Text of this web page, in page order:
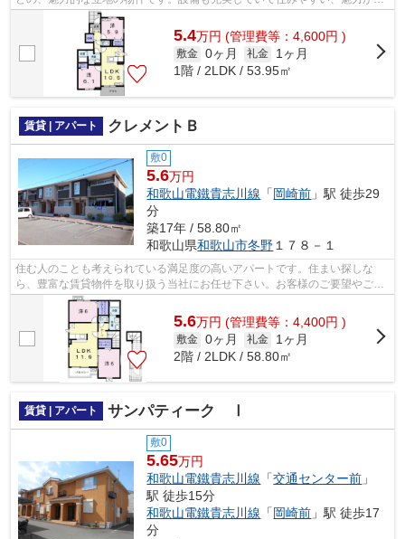
まったアパートです。新たな住まい探...
5.4万円 (管理費等：4,600円 )
敷金 0ヶ月 礼金
1ヶ月
1階 / 2LDK / 53.95㎡
賃貸 | アパート クレメントＢ
敷0
5.6万円
和歌山電鐵貴志川線 「岡崎前 」駅 徒歩29
分
築17年 / 58.80㎡
和歌山県和歌山市冬野 １７８－１
住む人のことも考えられている満足度の高いアパートです。住まい探しな
ら、豊富な賃貸物件を取り扱う当社にお任せ下さい。お客様のご要望やご不
明な点などにお応えしますので、お気軽...
5.6万円 (管理費等：4,400円 )
敷金 0ヶ月 礼金
1ヶ月
2階 / 2LDK / 58.80㎡
賃貸 | アパート サンパティーク Ⅰ
敷0
5.65万円
和歌山電鐵貴志川線 「交通センター前 」
駅 徒歩15分
和歌山電鐵貴志川線 「岡崎前 」駅 徒歩17
分